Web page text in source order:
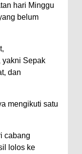
hari Minggu
belum
yakni Sepak
dan
mengikuti satu
cabang
lolos ke